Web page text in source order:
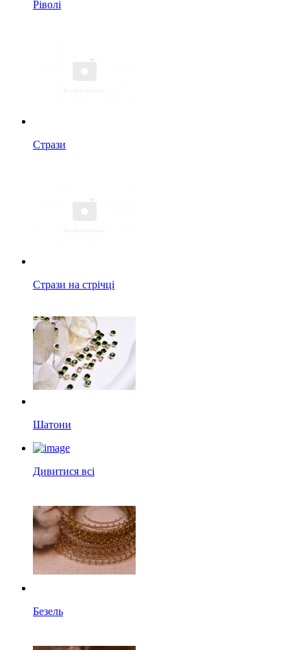
Ріволі
Стрази
Стрази на стрічці
Шатони
Дивитися всі
Безель